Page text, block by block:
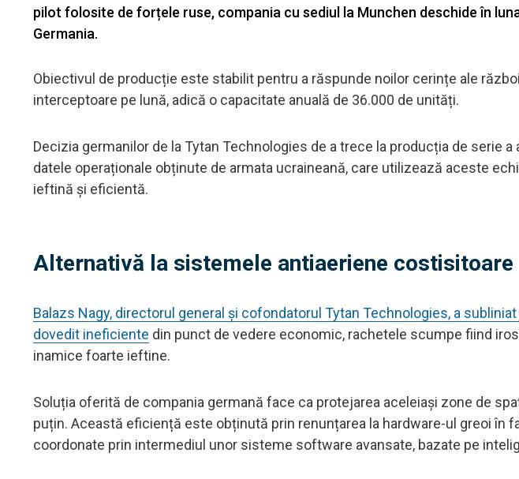
pilot folosite de forțele ruse, compania cu sediul la Munchen deschide în
Germania.
Obiectivul de producție este stabilit pentru a răspunde noilor cerințe ale
interceptoare pe lună, adică o capacitate anuală de 36.000 de unități.
Decizia germanilor de la Tytan Technologies de a trece la producția de serie
datele operaționale obținute de armata ucraineană, care utilizează aceste
ieftină și eficientă.
Alternativă la sistemele antiaeriene costisitoare
Balazs Nagy, directorul general și cofondatorul Tytan Technologies, a
dovedit ineficiente din punct de vedere economic, rachetele scumpe fiind
inamice foarte ieftine.
Soluția oferită de compania germană face ca protejarea aceleiași zone de
puțin. Această eficiență este obținută prin renunțarea la hardware-ul greoi în
coordonate prin intermediul unor sisteme software avansate, bazate pe